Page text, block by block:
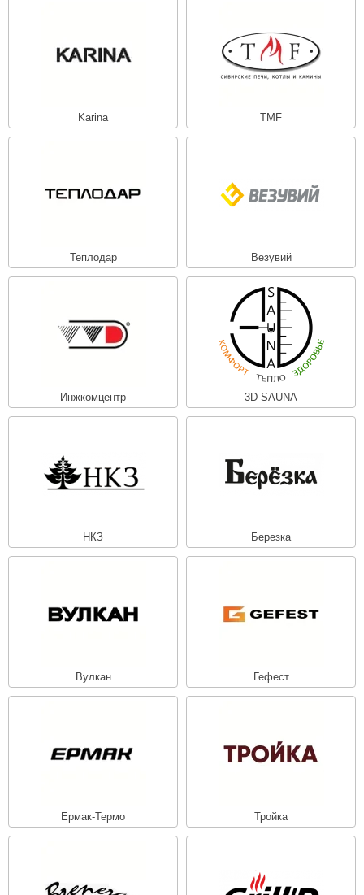
Karina TMF
Теплодар Везувий
Инжкомцентр 3D SAUNA
НКЗ Березка
Вулкан Гефест
Ермак-Термо Тройка